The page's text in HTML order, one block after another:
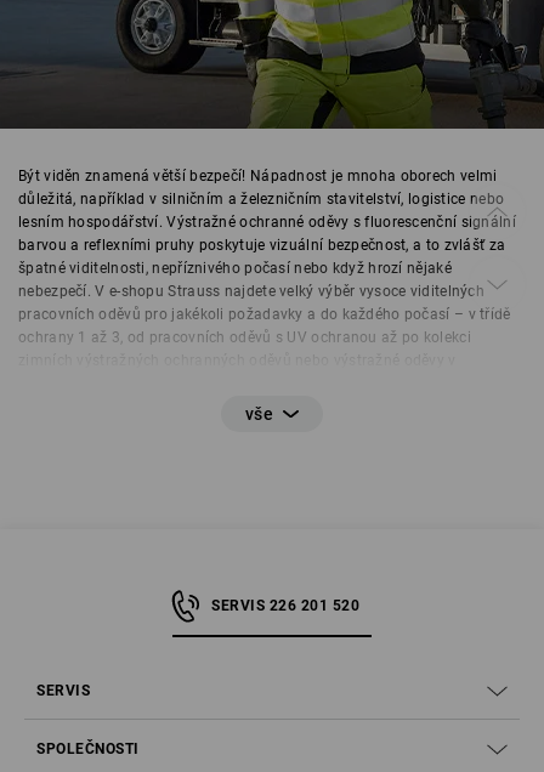
Být viděn znamená větší bezpečí! Nápadnost je mnoha oborech velmi
důležitá, například v silničním a železničním stavitelství, logistice nebo
lesním hospodářství. Výstražné ochranné oděvy s fluorescenční signální
barvou a reflexními pruhy poskytuje vizuální bezpečnost, a to zvlášť za
špatné viditelnosti, nepříznivého počasí nebo když hrozí nějaké
nebezpečí. V e-shopu Strauss najdete velký výběr vysoce viditelných
pracovních oděvů pro jakékoli požadavky a do každého počasí – v třídě
ochrany 1 až 3, od pracovních oděvů s UV ochranou až po kolekci
pasivní viditelnost, nesmí při práci přijít zkrátka ani funkčnost a pohodlí
SERVIS 226 201 520
SERVIS
SPOLEČNOSTI